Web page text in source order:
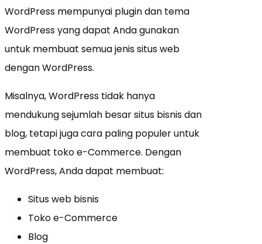
WordPress mempunyai plugin dan tema
WordPress yang dapat Anda gunakan
untuk membuat semua jenis situs web
dengan WordPress.
Misalnya, WordPress tidak hanya
mendukung sejumlah besar situs bisnis dan
blog, tetapi juga cara paling populer untuk
membuat toko e-Commerce. Dengan
WordPress, Anda dapat membuat:
Situs web bisnis
Toko e-Commerce
Blog